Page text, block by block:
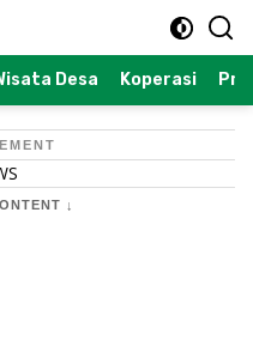
Desa Koperasi
↓